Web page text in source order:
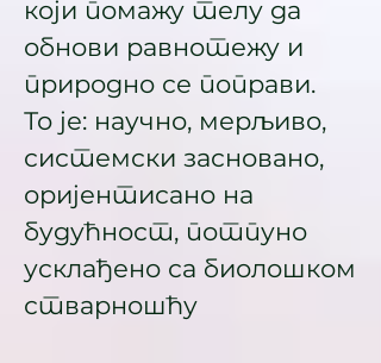
који помажу телу да
обнови равнотежу и
природно се поправи.
То је: научно, мерљиво,
системски засновано,
оријентисано на
будућност, потпуно
усклађено са биолошком
стварношћу